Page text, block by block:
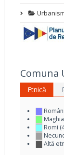
Comuna
Etnică
Romi
Altă